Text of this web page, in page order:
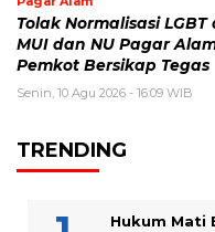
Tolak Normalisasi LGBT
MUI dan NU Pagar
Pemkot Bersikap Tegas
Senin, 10 Agu 2026 - 16:09 WIB
TRENDING
Hukum Mati